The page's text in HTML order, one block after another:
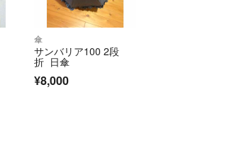
傘
サンバリア100 2段
折 日傘
¥8,000